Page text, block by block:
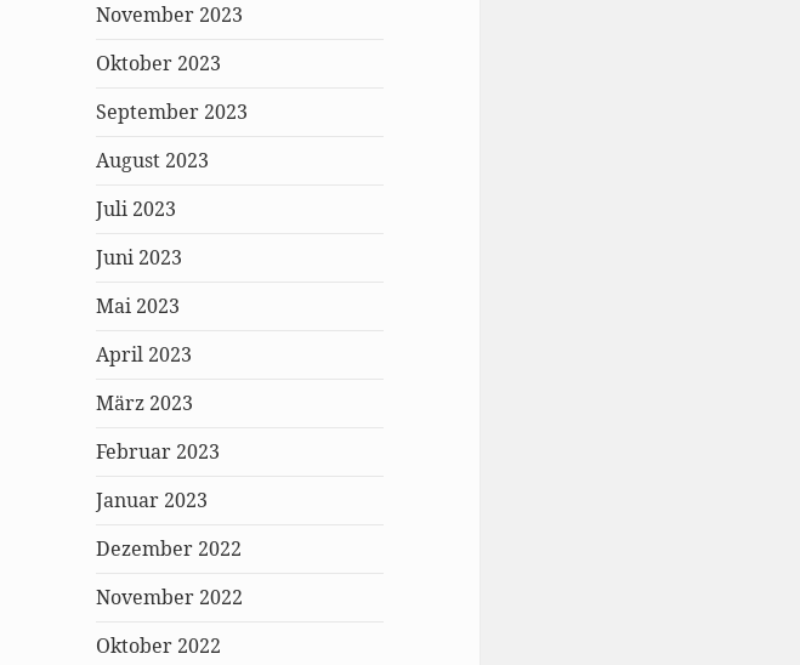
November 2023
Oktober 2023
September 2023
August 2023
Juli 2023
Juni 2023
Mai 2023
April 2023
März 2023
Februar 2023
Januar 2023
Dezember 2022
November 2022
Oktober 2022